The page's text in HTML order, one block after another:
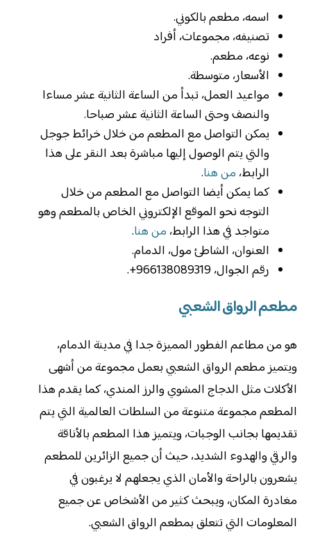
اسمه، مطعم بالكوني.
تصنيفه، مجموعات، أفراد
نوعه، مطعم.
الأسعار، متوسطة.
‏مواعيد العمل، تبدأ من الساعة الثانية عشر مساءا
والنصف وحتى الساعة الثانية عشر صباحا.
يمكن التواصل مع المطعم من خلال خرائط جوجل
والتي يتم الوصول إليها مباشرة بعد النقر على هذا
الرابط، من هنا.
كما يمكن أيضا التواصل مع المطعم من خلال
التوجه نحو الموقع الإلكتروني الخاص بالمطعم وهو
متواجد في هذا الرابط، من هنا.
العنوان، الشاطئ مول، الدمام.
رقم الجوال، 966138089319+.
مطعم الرواق الشعبي
هو من مطاعم الفطور المميزة جدا في مدينة الدمام،
ويتميز مطعم الرواق الشعبي بعمل مجموعة من أشهى
الأكلات مثل الدجاج المشوي والرز المندي، كما يقدم هذا
المطعم مجموعة متنوعة من السلطات العالمية التي يتم
تقديمها بجانب الوجبات، ويتميز هذا المطعم بالأناقة
والرقي والهدوء الشديد، حيث أن جميع الزائرين للمطعم
يشعرون بالراحة والأمان الذي يجعلهم لا يرغبون في
مغادرة المكان، ويبحث كثير من الأشخاص عن جميع
المعلومات التي تتعلق بمطعم الرواق الشعبي.